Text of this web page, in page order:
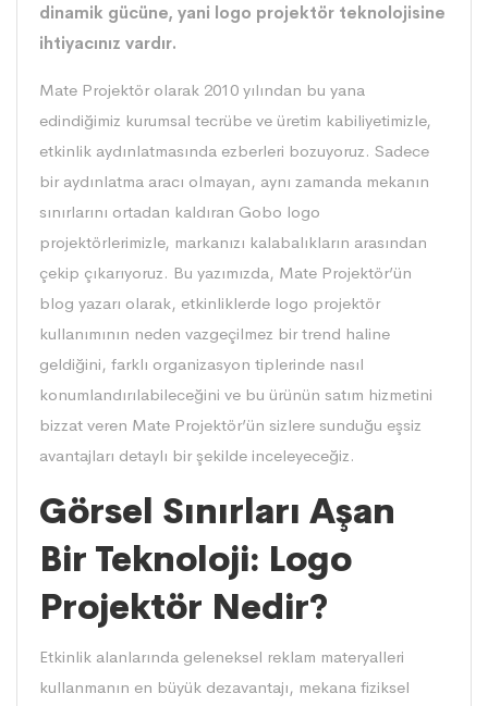
dinamik gücüne, yani logo projektör teknolojisine
ihtiyacınız vardır.
Mate Projektörolarak 2010 yılından bu yana
edindiğimiz kurumsal tecrübe ve üretim kabiliyetimizle,
etkinlik aydınlatmasında ezberleri bozuyoruz. Sadece
bir aydınlatma aracı olmayan, aynı zamanda mekanın
sınırlarını ortadan kaldıran Gobo logo
projektörlerimizle, markanızı kalabalıkların arasından
çekip çıkarıyoruz. Bu yazımızda, Mate Projektör’ün
blog yazarı olarak, etkinliklerde logo projektör
kullanımının neden vazgeçilmez bir trend haline
geldiğini, farklı organizasyon tiplerinde nasıl
konumlandırılabileceğini ve bu ürünün satım hizmetini
bizzat veren Mate Projektör’ün sizlere sunduğu eşsiz
avantajları detaylı bir şekilde inceleyeceğiz.
Görsel Sınırları Aşan
Bir Teknoloji: Logo
Projektör Nedir?
Etkinlik alanlarında geleneksel reklam materyalleri
kullanmanın en büyük dezavantajı, mekana fiziksel